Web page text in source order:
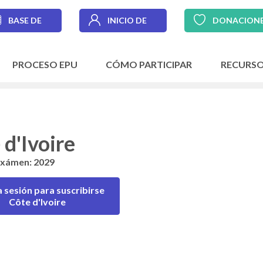
BASE DE INICIO DE
PROCESO EPU CÓMO PARTICIPAR
d'Ivoire
2029
sesión para suscribirse
Côte d'Ivoire